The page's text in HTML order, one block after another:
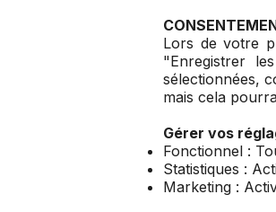
Lors de votre
"Enregistrer
sélectionnées,
mais cela
Gérer vos
Fonctionnel :
Statistiques :
Marketing :